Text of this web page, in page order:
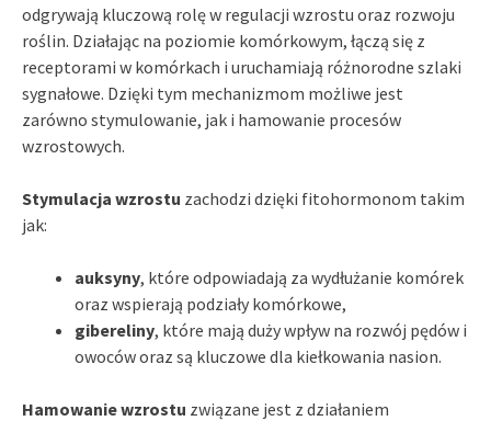
odgrywają kluczową rolę w regulacji wzrostu oraz rozwoju
roślin. Działając na poziomie komórkowym, łączą się z
receptorami w komórkach i uruchamiają różnorodne szlaki
sygnałowe. Dzięki tym mechanizmom możliwe jest
zarówno stymulowanie, jak i hamowanie procesów
wzrostowych.
Stymulacja wzrostu zachodzi dzięki fitohormonom takim
jak:
auksyny, które odpowiadają za wydłużanie komórek
oraz wspierają podziały komórkowe,
gibereliny, które mają duży wpływ na rozwój pędów i
owoców oraz są kluczowe dla kiełkowania nasion.
Hamowanie wzrostu związane jest z działaniem